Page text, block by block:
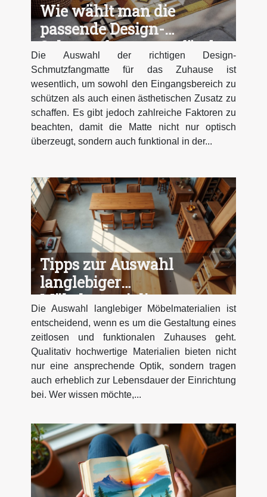
Wie wählt man die
passende Design-
Schmutzfangmatte für das
Zuhause?
Die Auswahl der richtigen Design-
Schmutzfangmatte für das Zuhause ist
wesentlich, um sowohl den Eingangsbereich zu
schützen als auch einen ästhetischen Zusatz zu
schaffen. Es gibt jedoch zahlreiche Faktoren zu
beachten, damit die Matte nicht nur optisch
überzeugt, sondern auch funktional in der...
Tipps zur Auswahl
langlebiger
Möbelmaterialien
Die Auswahl langlebiger Möbelmaterialien ist
entscheidend, wenn es um die Gestaltung eines
zeitlosen und funktionalen Zuhauses geht.
Qualitativ hochwertige Materialien bieten nicht
nur eine ansprechende Optik, sondern tragen
auch erheblich zur Lebensdauer der Einrichtung
bei. Wer wissen möchte,...